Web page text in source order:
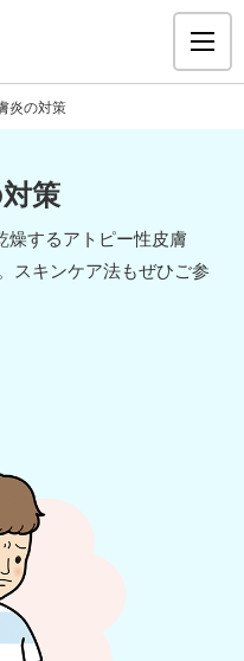
炎の対策
策
燥するアトピー性皮膚
スキンケア法もぜひご参